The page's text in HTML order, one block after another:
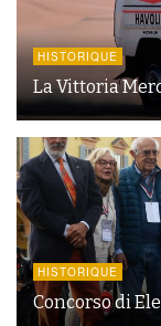
HISTORIQUE
La Vittoria
HISTORIQUE
Concorso di